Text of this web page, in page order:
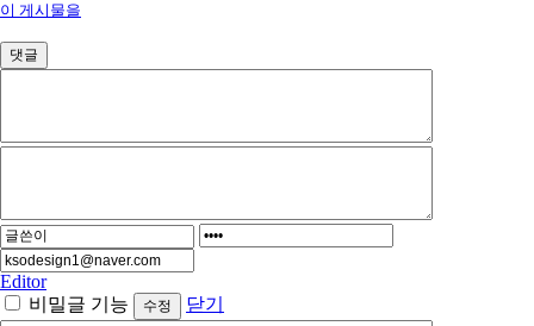
이 게시물을
댓글
Editor
비밀글 기능
닫기